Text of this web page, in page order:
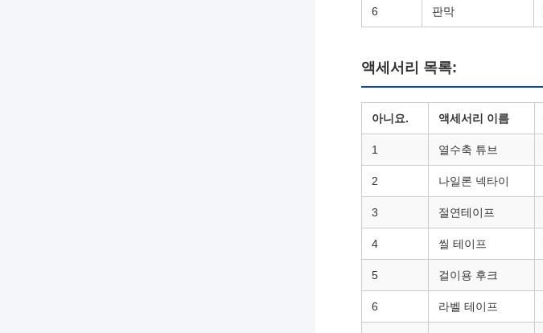
6 판막
액세서리 목록:
아니요. 액세서리 이름
1 열수축 튜브
2 나일론 넥타이
3 절연테이프
4 씰 테이프
5 걸이용 후크
6 라벨 테이프